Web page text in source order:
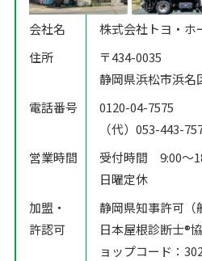
会社名
株式会社トヨ・ホ
住所
〒434-0035
静岡県浜松市浜名
電話番号
0120-04-7575
（代）053-443-
営業時間
受付時間 9:00〜
日曜定休
加盟・
許認可
静岡県知事許可（
日本屋根診断士®️
ョップコード：